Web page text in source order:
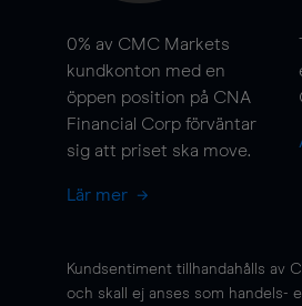
0% av CMC Markets
kundkonton med en
öppen position på CNA
Financial Corp förväntar
sig att priset ska move.
Lär mer
Kundsentiment tillhandahålls av
och skall ej anses som handels-